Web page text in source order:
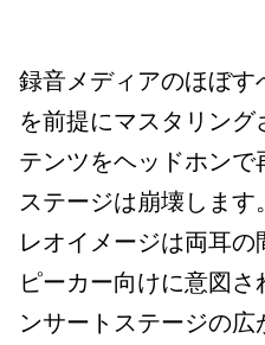
録音メディアのほぼ
を前提にマスタリン
テンツをヘッドホン
ステージは崩壊しま
レオイメージは両耳
ピーカー向けに意図
ンサートステージの